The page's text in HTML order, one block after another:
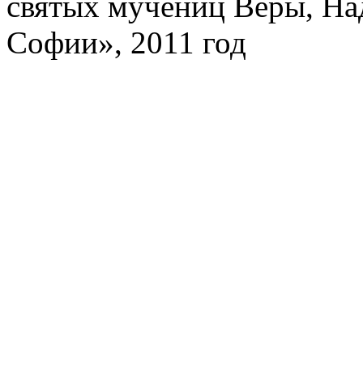
Софии», 2011 год